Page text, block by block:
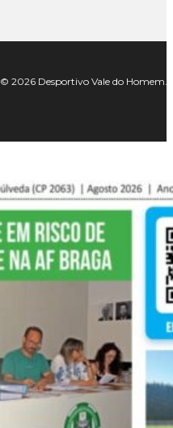
© 2026 Desportivo Vale do Homem.